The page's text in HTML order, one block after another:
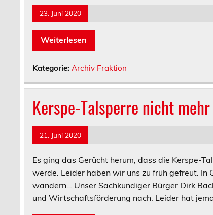
23. Juni 2020
Weiterlesen
Kategorie:Archiv Fraktion
Kerspe-Talsperre nicht
21. Juni 2020
Es ging das Gerücht herum, dass die Kerspe-
werde. Leider haben wir uns zu früh gefreut. In
wandern… Unser Sachkundiger Bürger Dirk
und Wirtschaftsförderung nach. Leider hat